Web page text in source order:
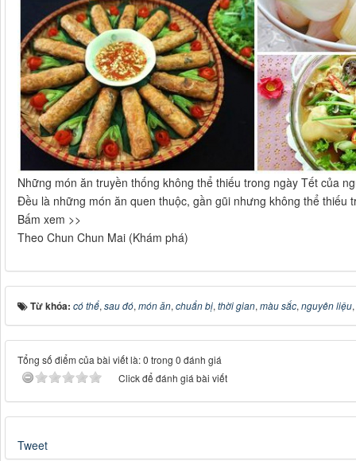
Những món ăn truyền thống không thể thiếu trong ngày Tết của
Đều là những món ăn quen thuộc, gần gũi nhưng không thể thiếu
Bấm xem >>
Theo Chun Chun Mai (Khám phá)
Từ khóa: có thể, sau đó, món ăn, chuẩn bị, thời gian, màu sắc, nguyên liệu,
Tổng số điểm của bài viết là: 0 trong 0 đánh giá
Click để đánh giá bài viết
Tweet